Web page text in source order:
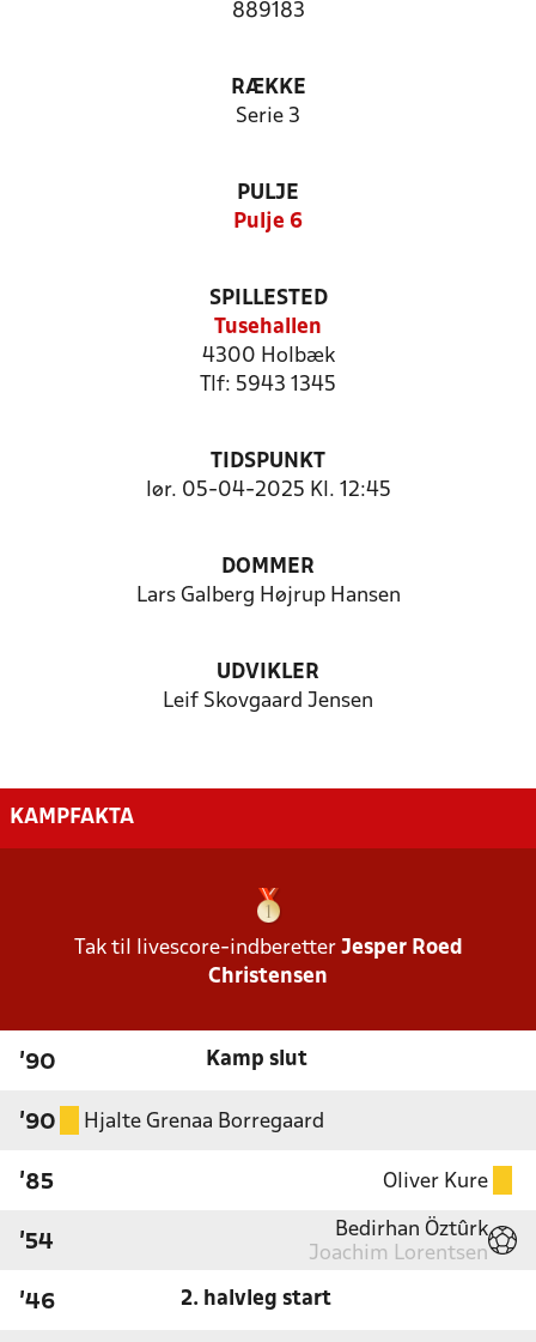
889183
RÆKKE
Serie 3
PULJE
Pulje 6
SPILLESTED
Tusehallen
4300 Holbæk
Tlf: 5943 1345
TIDSPUNKT
lør. 05-04-2025 Kl. 12:45
DOMMER
Lars Galberg Højrup Hansen
UDVIKLER
Leif Skovgaard Jensen
KAMPFAKTA
Tak til livescore-indberetter Jesper Roed
Christensen
'90 Kamp slut
'90 Hjalte Grenaa Borregaard
'85 Oliver Kure
'54
Bedirhan Öztûrk
Joachim Lorentsen
'46 2. halvleg start